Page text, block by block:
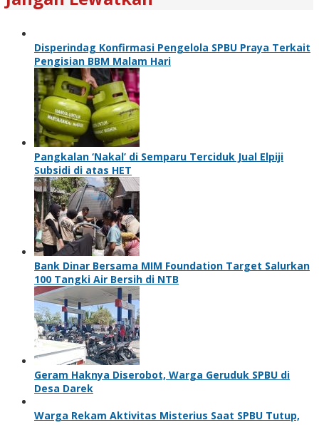
Disperindag Konfirmasi Pengelola SPBU Praya Terkait
Pengisian BBM Malam Hari
Pangkalan ‘Nakal’ di Semparu Terciduk Jual Elpiji
Subsidi di atas HET
Bank Dinar Bersama MIM Foundation Target Salurkan
100 Tangki Air Bersih di NTB
Geram Haknya Diserobot, Warga Geruduk SPBU di
Desa Darek
Warga Rekam Aktivitas Misterius Saat SPBU Tutup,